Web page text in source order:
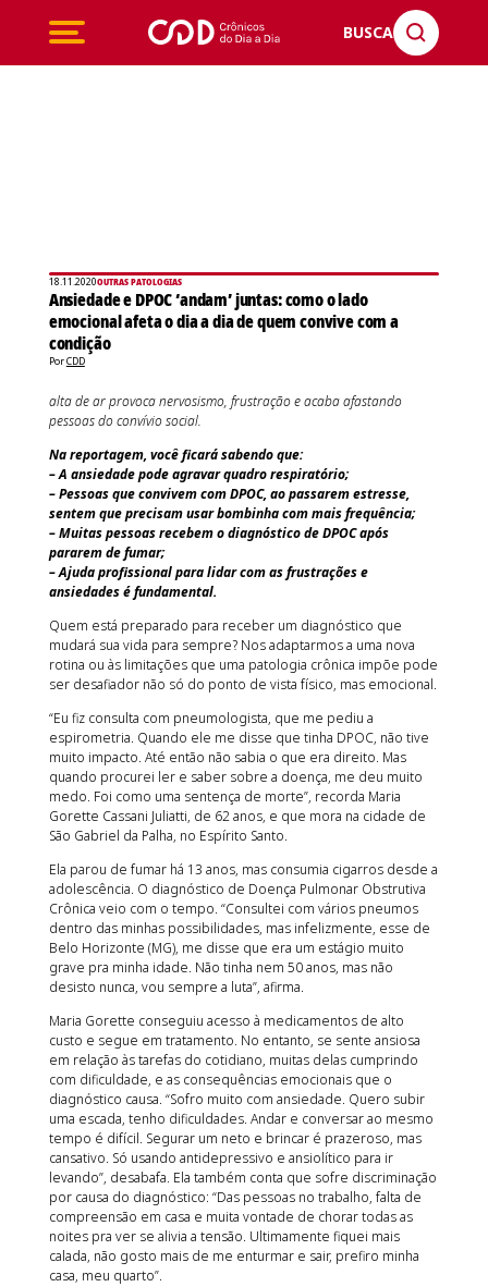
BUSCA
18.11.2020OUTRAS PATOLOGIAS
Ansiedade e DPOC ‘andam’ juntas: como o lado
emocional afeta o dia a dia de quem convive com a
condição
PorCDD
alta de ar provoca nervosismo, frustração e acaba afastando
pessoas do convívio social.
Na reportagem, você ficará sabendo que:
– A ansiedade pode agravar quadro respiratório;
– Pessoas que convivem com DPOC, ao passarem estresse,
sentem que precisam usar bombinha com mais frequência;
– Muitas pessoas recebem o diagnóstico de DPOC após
pararem de fumar;
– Ajuda profissional para lidar com as frustrações e
ansiedades é fundamental.
Quem está preparado para receber um diagnóstico que
mudará sua vida para sempre? Nos adaptarmos a uma nova
rotina ou às limitações que uma patologia crônica impõe pode
ser desafiador não só do ponto de vista físico, mas emocional.
“Eu fiz consulta com pneumologista, que me pediu a
espirometria. Quando ele me disse que tinha DPOC, não tive
muito impacto. Até então não sabia o que era direito. Mas
quando procurei ler e saber sobre a doença, me deu muito
medo. Foi como uma sentença de morte”, recorda Maria
Gorette Cassani Juliatti, de 62 anos, e que mora na cidade de
São Gabriel da Palha, no Espírito Santo.
Ela parou de fumar há 13 anos, mas consumia cigarros desde a
adolescência. O diagnóstico de Doença Pulmonar Obstrutiva
Crônica veio com o tempo. “Consultei com vários pneumos
dentro das minhas possibilidades, mas infelizmente, esse de
Belo Horizonte (MG), me disse que era um estágio muito
grave pra minha idade. Não tinha nem 50 anos, mas não
desisto nunca, vou sempre a luta”, afirma.
Maria Gorette conseguiu acesso à medicamentos de alto
custo e segue em tratamento. No entanto, se sente ansiosa
em relação às tarefas do cotidiano, muitas delas cumprindo
com dificuldade, e as consequências emocionais que o
diagnóstico causa. “Sofro muito com ansiedade. Quero subir
uma escada, tenho dificuldades. Andar e conversar ao mesmo
tempo é difícil. Segurar um neto e brincar é prazeroso, mas
cansativo. Só usando antidepressivo e ansiolítico para ir
levando”, desabafa. Ela também conta que sofre discriminação
por causa do diagnóstico: “Das pessoas no trabalho, falta de
compreensão em casa e muita vontade de chorar todas as
noites pra ver se alivia a tensão. Ultimamente fiquei mais
calada, não gosto mais de me enturmar e sair, prefiro minha
casa, meu quarto”.